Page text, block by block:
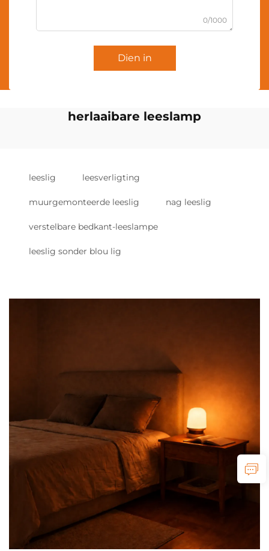
0/1000
Dien in
herlaaibare leeslamp
leeslig leesverligting
muurgemonteerde leeslig nag leeslig
verstelbare bedkant-leeslampe
leeslig sonder blou lig